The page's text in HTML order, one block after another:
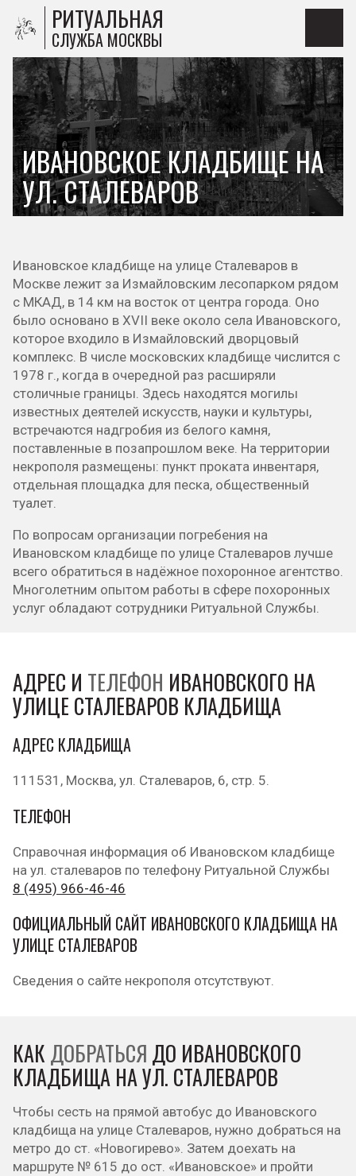
РИТУАЛЬНАЯ
СЛУЖБА МОСКВЫ
ИВАНОВСКОЕ КЛАДБИЩЕ НА
УЛ. СТАЛЕВАРОВ
Ивановское кладбище на улице Сталеваров в
Москве лежит за Измайловским лесопарком рядом
с МКАД, в 14 км на восток от центра города. Оно
было основано в XVII веке около села Ивановского,
которое входило в Измайловский дворцовый
комплекс. В числе московских кладбище числится с
1978 г., когда в очередной раз расширяли
столичные границы. Здесь находятся могилы
известных деятелей искусств, науки и культуры,
встречаются надгробия из белого камня,
поставленные в позапрошлом веке. На территории
некрополя размещены: пункт проката инвентаря,
отдельная площадка для песка, общественный
туалет.
По вопросам организации погребения на
Ивановском кладбище по улице Сталеваров лучше
всего обратиться в надёжное похоронное агентство.
Многолетним опытом работы в сфере похоронных
услуг обладают сотрудники Ритуальной Службы.
АДРЕС И ТЕЛЕФОН ИВАНОВСКОГО НА
УЛИЦЕ СТАЛЕВАРОВ КЛАДБИЩА
АДРЕС КЛАДБИЩА
111531, Москва, ул. Сталеваров, 6, стр. 5.
ТЕЛЕФОН
Справочная информация об Ивановском кладбище
на ул. сталеваров по телефону Ритуальной Службы
8 (495) 966-46-46
ОФИЦИАЛЬНЫЙ САЙТ ИВАНОВСКОГО КЛАДБИЩА НА
УЛИЦЕ СТАЛЕВАРОВ
Сведения о сайте некрополя отсутствуют.
КАК ДОБРАТЬСЯ ДО ИВАНОВСКОГО
КЛАДБИЩА НА УЛ. СТАЛЕВАРОВ
Чтобы сесть на прямой автобус до Ивановского
кладбища на улице Сталеваров, нужно добраться на
метро до ст. «Новогирево». Затем доехать на
маршруте № 615 до ост. «Ивановское» и пройти